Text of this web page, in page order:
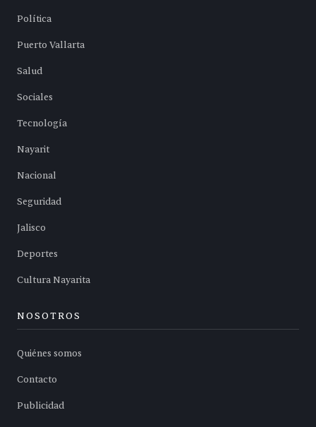
Política
Puerto Vallarta
Salud
Sociales
Tecnología
Nayarit
Nacional
Seguridad
Jalisco
Deportes
Cultura Nayarita
NOSOTROS
Quiénes somos
Contacto
Publicidad